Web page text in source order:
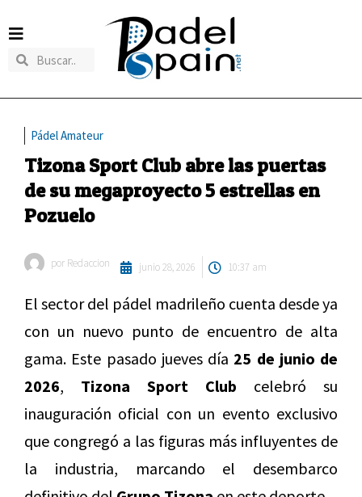
Pádel Amateur
Tizona Sport Club abre las puertas
de su megaproyecto 5 estrellas en
Pozuelo
por Redaccion junio 28, 2026 10:37 am
El sector del pádel madrileño cuenta desde ya
con un nuevo punto de encuentro de alta
gama. Este pasado jueves día 25 de junio de
2026, Tizona Sport Club celebró su
inauguración oficial con un evento exclusivo
que congregó a las figuras más influyentes de
la industria, marcando el desembarco